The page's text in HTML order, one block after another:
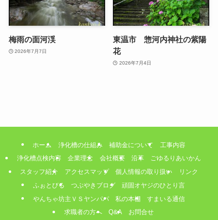
梅雨の面河渓
2026年7月7日
東温市 惣河内神社の紫陽
花
2026年7月4日
ホーム 浄化槽の仕組み 補助金について
工事内容
浄化槽点検内容
企業理念 会社概要 沿革
ごゆるりあいかん
スタッフ紹介
アクセスマップ 個人情報の取り扱い
リンク
ふぉとびる
つぶやきブログ
頑固オヤジのひとり言
やんちゃ坊主ＶＳヤンパパ
私の本棚
すまいる通信
求職者の方へ
Q&A お問合せ